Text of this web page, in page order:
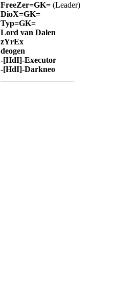
FreeZer=GK= (Leader)
DioX=GK=
Typ=GK=
Lord van Dalen
zYrEx
deogen
-[HdI]-Executor
-[HdI]-Darkneo